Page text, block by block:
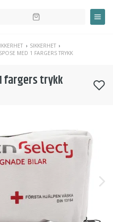
SIKKERHET
MED 1 FARGERS TRYKK
fargers trykk